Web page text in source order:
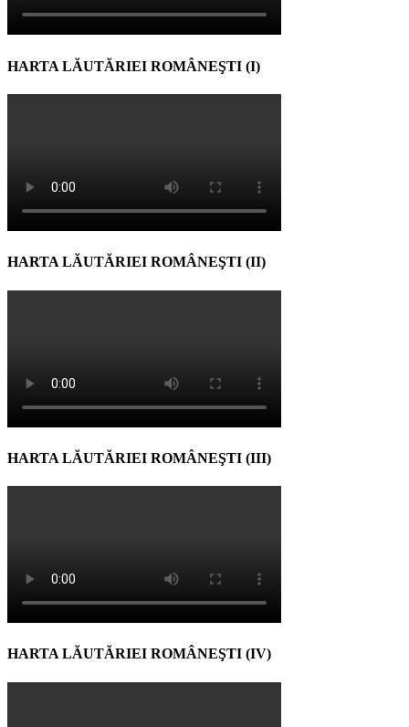
HARTA LĂUTĂRIEI ROMÂNEŞTI (I)
HARTA LĂUTĂRIEI ROMÂNEŞTI (II)
HARTA LĂUTĂRIEI ROMÂNEŞTI (III)
HARTA LĂUTĂRIEI ROMÂNEŞTI (IV)